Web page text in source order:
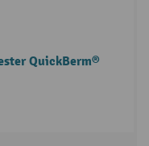
QuickBerm®